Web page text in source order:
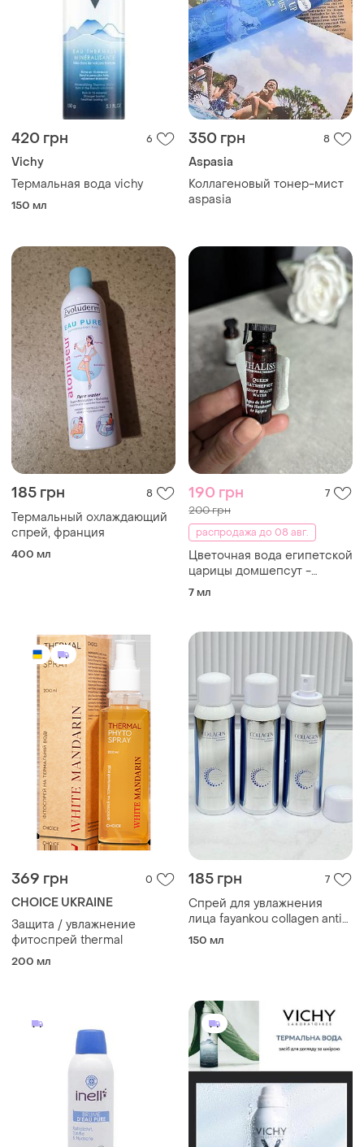
420 грн 6
Vichy
Термальная вода vichy
150 мл
350 грн 8
Aspasia
Коллагеновый тонер-мист
aspasia
185 грн 8
Термальный охлаждающий
спрей, франция
400 мл
190 грн 7
200 грн
распродажа до 08 авг.
Цветочная вода египетской
царицы домшепсут -
thalissi queen hatshepsut
7 мл
369 грн 0
CHOICE UKRAINE
Защита / увлажнение
фитоспрей thermal
200 мл
185 грн 7
Спрей для увлажнения
лица fayankou collagen anti-
wrinkle repair moisture
150 мл